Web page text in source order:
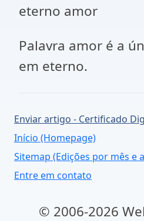
eterno amor
Palavra amor é a
em eterno.
Enviar artigo - Certificado
Início (Homepage)
Sitemap (Edições por mês e
Entre em contato
© 2006-2026